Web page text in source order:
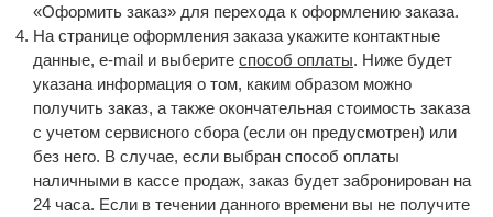
«Оформить заказ» для перехода к оформлению заказа.
На странице оформления заказа укажите контактные
данные, e-mail и выберите способ оплаты. Ниже будет
указана информация о том, каким образом можно
получить заказ, а также окончательная стоимость заказа
с учетом сервисного сбора (если он предусмотрен) или
без него. В случае, если выбран способ оплаты
наличными в кассе продаж, заказ будет забронирован на
24 часа. Если в течении данного времени вы не получите